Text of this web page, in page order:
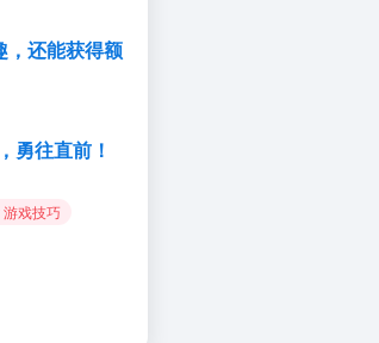
，还能获得额
勇往直前！
游戏技巧